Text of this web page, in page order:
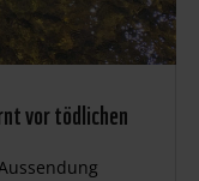
vor tödlichen